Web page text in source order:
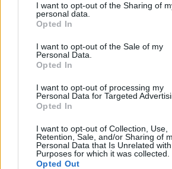
I want to opt-out of the Sharing of
personal data.
Opted In
I want to opt-out of the Sale of my
Personal Data.
Opted In
I want to opt-out of processing my
Personal Data for Targeted
Opted In
I want to opt-out of Collection, Use,
Retention, Sale, and/or Sharing of
Personal Data that Is Unrelated
Purposes for which it was collected.
Opted Out
flucloxacilline
Ontsteking in de borst
Effectiviteit
Hoeveelheid bijwerkingen
Amoxicilline